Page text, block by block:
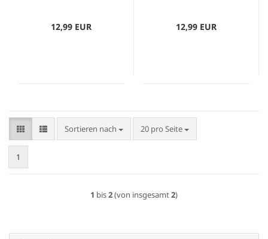
12,99 EUR
12,99 EUR
Sortieren nach
Sortieren nach 20 pro Seite
pro Seite
1
1 bis2(von insgesamt2)